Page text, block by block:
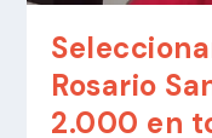
Rosario
2.000 en